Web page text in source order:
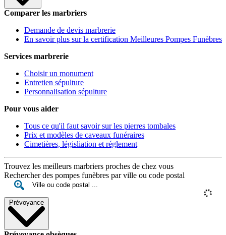
Comparer les marbriers
Demande de devis marbrerie
En savoir plus sur la certification Meilleures Pompes Funèbres
Services marbrerie
Choisir un monument
Entretien sépulture
Personnalisation sépulture
Pour vous aider
Tous ce qu'il faut savoir sur les pierres tombales
Prix et modèles de caveaux funéraires
Cimetières, législiation et réglement
Trouvez les meilleurs marbriers proches de chez vous
Rechercher des pompes funèbres par ville ou code postal
Prévoyance